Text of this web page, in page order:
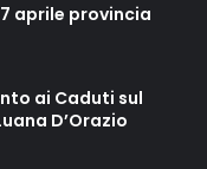
aprile provincia
ai Caduti sul
D’Orazio